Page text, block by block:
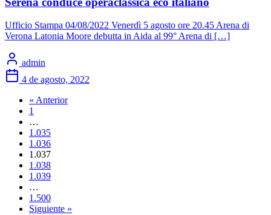
Ufficio Stampa 04/08/2022 Venerdì 5 agosto ore 20.45 Arena di
Verona Latonia Moore debutta in Aida al 99° Arena di […]
admin
4 de agosto, 2022
« Anterior
1
…
1.035
1.036
1.037
1.038
1.039
…
1.500
Siguiente »